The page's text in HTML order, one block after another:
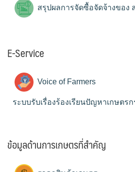
สรุปผลการจัดซื้อจัดจ้างของ
E-Service
Voice of Farmers
ระบบรับเรื่องร้องเรียนปัญหาเกษตรก
ข้อมูลด้านการเกษตรที่สำคัญ